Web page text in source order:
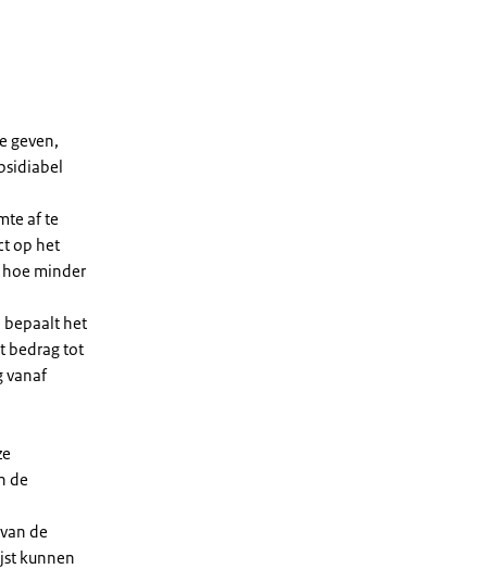
geven,
af te
op het
hoe minder
bepaalt het
bedrag tot
vanaf
de
de
kunnen